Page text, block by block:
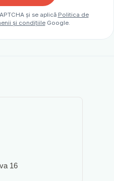
și se aplică Politica de
și condițiileGoogle.
16